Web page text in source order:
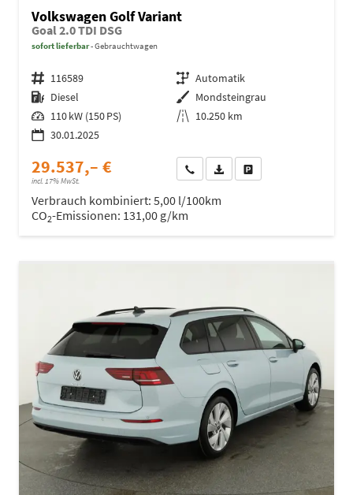
Volkswagen Golf Variant
Goal 2.0 TDI DSG
sofort lieferbar Gebrauchtwagen
Fahrzeugnr. 116589 Getriebe Automatik
Kraftstoff Diesel Außenfarbe Mondsteingrau
Leistung 110 kW (150 PS) Kilometerstand 10.250 km
30.01.2025
29.537,– €
incl. 17% MwSt.
Wir rufen Sie anFahrzeugexposé (PDF)
Verbrauch kombiniert: 5,00 l/100km
CO2-Emissionen: 131,00 g/km